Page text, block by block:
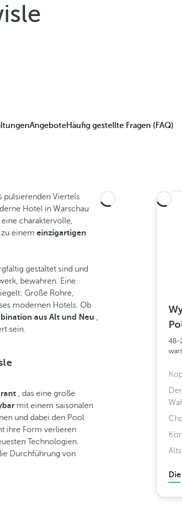
AngeboteHäufig gestellte Fragen (FAQ)
pulsierenden Viertels
Hotel in Warschau
charaktervolle,
einem einzigartigen
gestaltet sind und
bewahren. Eine
Große Rohre,
modernen Hotels. Ob
aus Alt und Neu ,
sein.
, das eine große
mit einem saisonalen
und dabei den Pool
ihre Form verlieren
Technologien.
Durchführung von
48-